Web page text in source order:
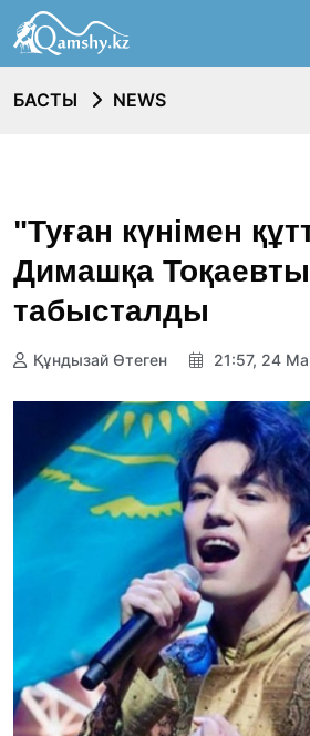
БАСТЫ NEWS
"Туған күнімен
Димашқа
табысталды
Құндызай Өтеген 21:57, 24